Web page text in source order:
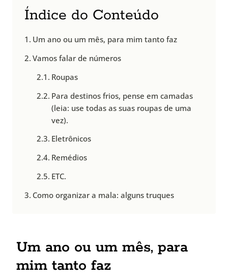
Índice do Conteúdo
Um ano ou um mês, para mim tanto faz
Vamos falar de números
Roupas
Para destinos frios, pense em camadas
(leia: use todas as suas roupas de uma
vez).
Eletrônicos
Remédios
ETC.
Como organizar a mala: alguns truques
Um ano ou um mês, para
mim tanto faz